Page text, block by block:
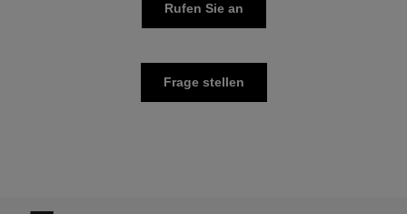
Rufen Sie an
Frage stellen